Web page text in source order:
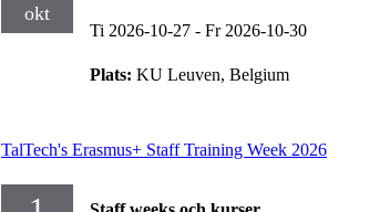
okt
Ti 2026-10-27 - Fr 2026-10-30
Plats: KU Leuven, Belgium
TalTech's Erasmus+ Staff Training Week 2026